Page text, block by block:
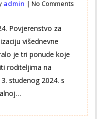
admin |No Comments
Povjerenstvo za
višednevne
je tri ponude koje
roditeljima na
studenog 2024. s